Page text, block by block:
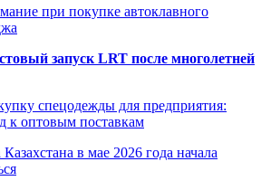
при покупке автоклавного
запуск LRT после многолетней
спецодежды для предприятия:
к оптовым поставкам
в мае 2026 года начала